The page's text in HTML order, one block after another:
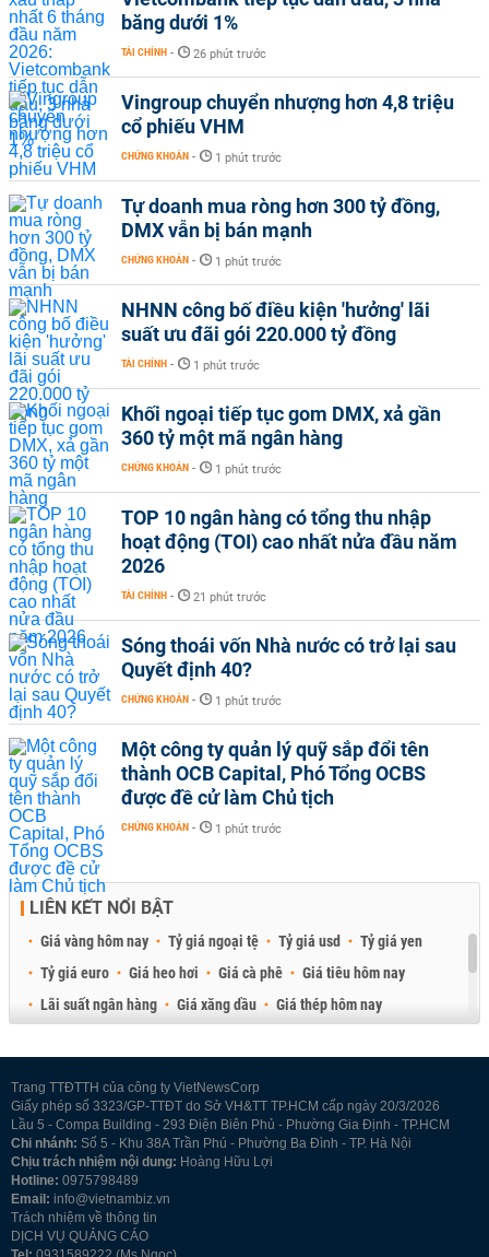
băng dưới 1%
TÀI CHÍNH - 26 phút trước
Vingroup chuyển nhượng hơn 4,8 triệu
cổ phiếu VHM
CHỨNG KHOÁN - 1 phút trước
Tự doanh mua ròng hơn 300 tỷ đồng,
DMX vẫn bị bán mạnh
CHỨNG KHOÁN - 1 phút trước
NHNN công bố điều kiện 'hưởng' lãi
suất ưu đãi gói 220.000 tỷ đồng
TÀI CHÍNH - 1 phút trước
Khối ngoại tiếp tục gom DMX, xả gần
360 tỷ một mã ngân hàng
CHỨNG KHOÁN - 1 phút trước
TOP 10 ngân hàng có tổng thu nhập
hoạt động (TOI) cao nhất nửa đầu năm
2026
TÀI CHÍNH - 21 phút trước
Sóng thoái vốn Nhà nước có trở lại sau
Quyết định 40?
CHỨNG KHOÁN - 1 phút trước
Một công ty quản lý quỹ sắp đổi tên
thành OCB Capital, Phó Tổng OCBS
được đề cử làm Chủ tịch
CHỨNG KHOÁN - 1 phút trước
LIÊN KẾT NỔI BẬT
Giá vàng hôm nay Tỷ giá ngoại tệ Tỷ giá usd
Tỷ giá yen
Tỷ giá euro
Giá heo hơi Giá cà phê
Giá tiêu hôm nay
Lãi suất ngân hàng
Giá xăng dầu
Giá thép hôm nay
Trang TTĐTTH của công ty VietNewsCorp
Giấy phép số 3323/GP-TTĐT do Sở VH&TT TP.HCM cấp ngày 20/3/2026
Lầu 5 - Compa Building - 293 Điện Biên Phủ - Phường Gia Định - TP.HCM
Chi nhánh: Số 5 - Khu 38A Trần Phú - Phường Ba Đình - TP. Hà Nội
Chịu trách nhiệm nội dung: Hoàng Hữu Lợi
Hotline: 0975798489
Email: info@vietnambiz.vn
Trách nhiệm về thông tin
DỊCH VỤ QUẢNG CÁO